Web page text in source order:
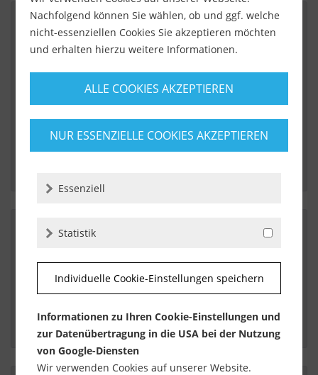
Von: Zimbelmann Denis
Zimbelmann
Grosen dank.
Glättkelle rostfrei
Super Ware, schnelle Lieferung , Fa. Stuck-tech dankt
Nachfolgend können Sie wählen, ob und ggf. welche
nicht-essenziellen Cookies Sie akzeptieren möchten
und erhalten hierzu weitere Informationen.
ALLE COOKIES AKZEPTIEREN
NUR ESSENZIELLE COOKIES AKZEPTIEREN
Essenziell
Statistik
Individuelle Cookie-Einstellungen speichern
Informationen zu Ihren Cookie-Einstellungen und
zur Datenübertragung in die USA bei der Nutzung
von Google-Diensten
Wir verwenden Cookies auf unserer Website.